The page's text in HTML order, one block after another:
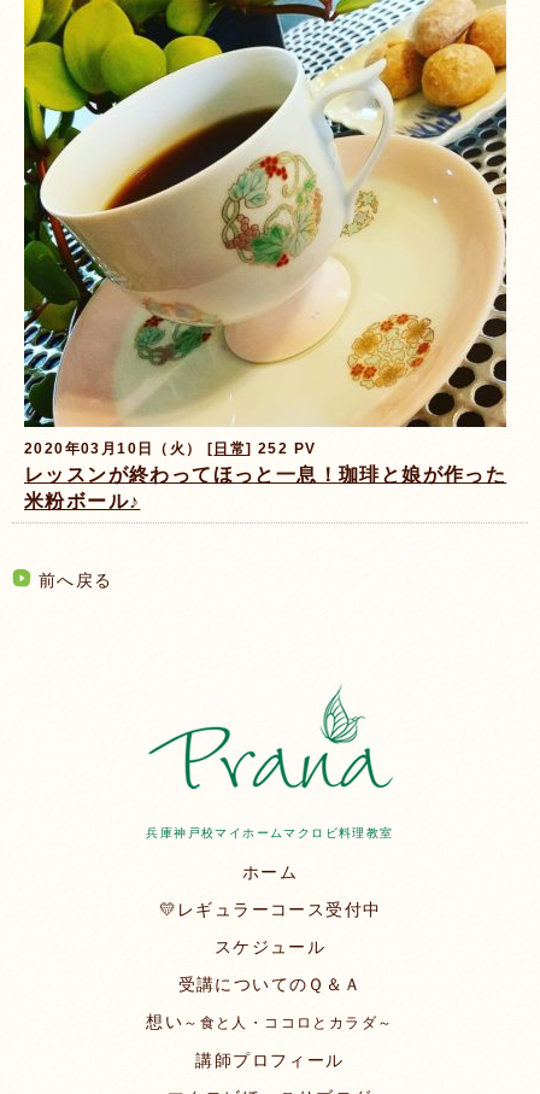
2020年03月10日（火） [ 日常] 252 PV
レッスンが終わってほっと一息！珈琲と娘が作った
米粉ボール♪
前へ戻る
兵庫神戸校マイホームマクロビ料理教室
ホーム
💛レギュラーコース受付中
スケジュール
受講についてのＱ＆Ａ
想い ～食と人・ココロとカラダ～
講師プロフィール